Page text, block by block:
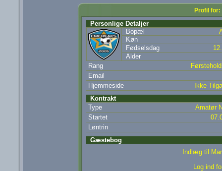
Profil for:
Personlige Detaljer
Bopæl
Køn
Fødselsdag
Alder
Rang
Email
Hjemmeside
Ikke
Kontrakt
Type
Amatør
Startet
Løntrin
Gæstebog
Indlæg til
Log ind